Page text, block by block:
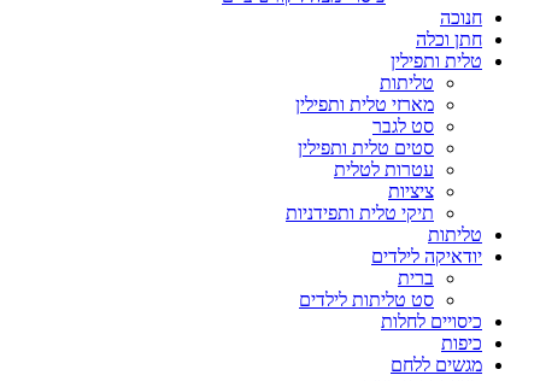
חנוכה
חתן וכלה
טלית ותפילין
טליתות
מארזי טלית ותפילין
סט לגבר
סטים טלית ותפילין
עטרות לטלית
ציציות
תיקי טלית ותפידניות
טליתות
יודאיקה לילדים
ברית
סט טליתות לילדים
כיסויים לחלות
כיפות
מגשים ללחם